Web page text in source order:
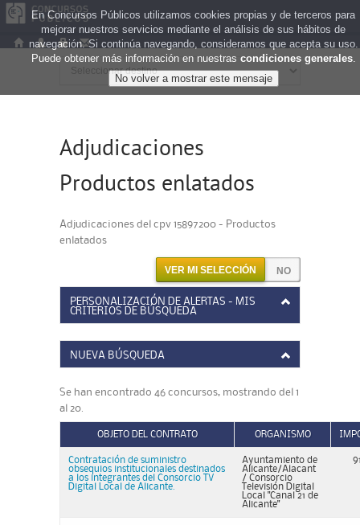
Adjudicaciones
Productos enlatados
Adjudicaciones del cpv 15897200 - Productos
enlatados
VER MI SELECCIÓN
PERSONALIZACIÓN DE ALERTAS - MIS
CRITERIOS DE BÚSQUEDA
NUEVA BÚSQUEDA
Se han encontrado 46 concursos, mostrando del 1
al 20.
OBJETO DEL CONTRATO ORGANISMO
Contratación de suministro
obsequios institucionales destinados
a los integrantes del Consorcio TV
Digital Local de Alicante.
Ayuntamiento de
Alicante/Alacant
/ Consorcio
Televisión Digital
Local "Canal 21 de
Alicante"
En Concursos Públicos utilizamos cookies propias y de terceros para
mejorar nuestros servicios mediante el análisis de sus hábitos de
navegación. Si continúa navegando, consideramos que acepta su uso.
Puede obtener más información en nuestras condiciones generales.